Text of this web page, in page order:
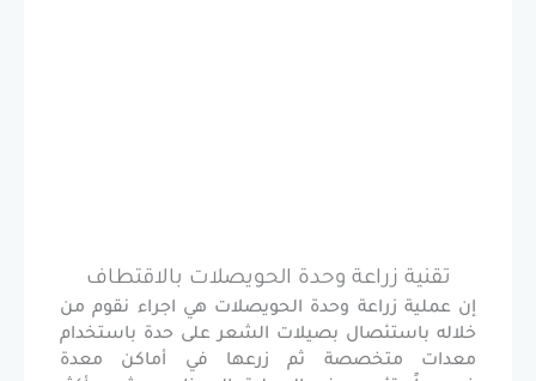
زراعة وحدة الحويصلات بالاقتطاف
زراعة وحدة الحويصلات هي اجراء نقوم من
بصيلات الشعر على حدة باستخدام
ثم زرعها في أماكن معدة